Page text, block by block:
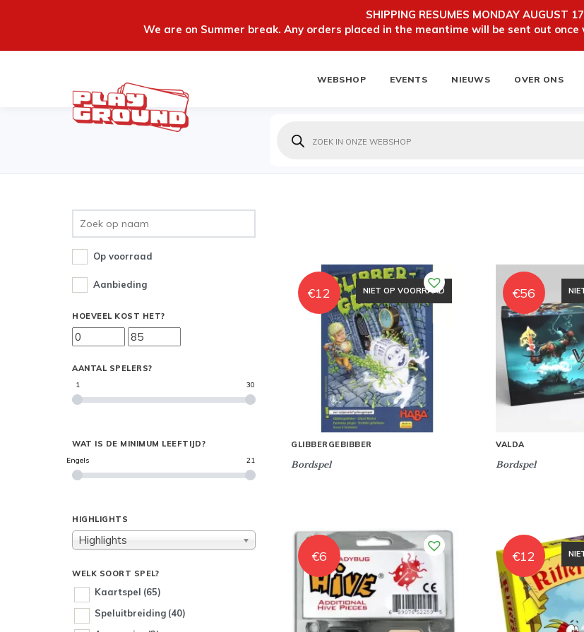
SHIPPING RESUMES MONDAY AUGUST 17
We are on Summer break. Any orders placed in the meantime will be sent out once
WEBSHOP EVENTS NIEUWS OVER ONS
zoeken
Op voorraad
Aanbieding
HOEVEEL KOST HET?
AANTAL SPELERS?
1 30
WAT IS DE MINIMUM LEEFTIJD?
Engels 21
HIGHLIGHTS
Highlights
WELK SOORT SPEL?
Kaartspel (65)
Speluitbreiding (40)
NIET OP VOORRAAD
GLIBBERGEBIBBER
Bordspel
€12
VALDA
Bordspel
€56
€6 €12